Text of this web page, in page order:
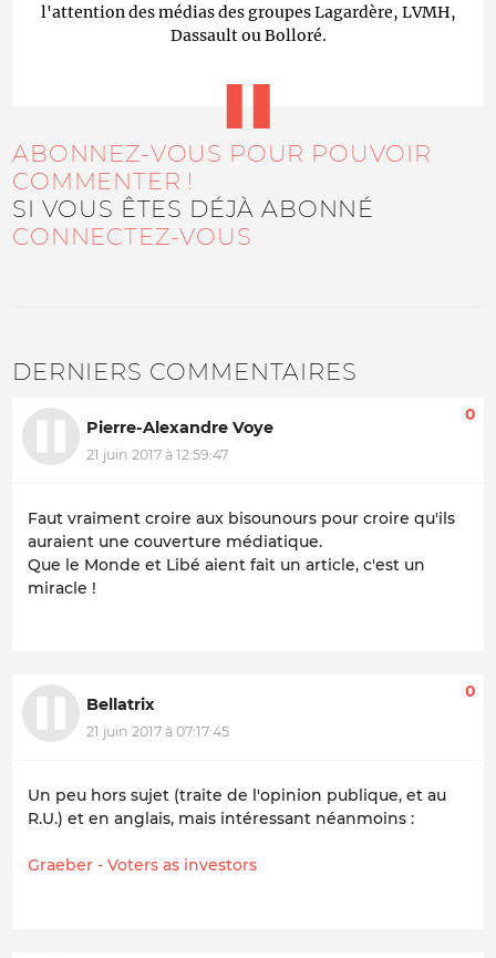
l'attention des médias des groupes Lagardère, LVMH,
Dassault ou Bolloré.
ABONNEZ-VOUS POUR POUVOIR
COMMENTER !
SI VOUS ÊTES DÉJÀ ABONNÉ
CONNECTEZ-VOUS
DERNIERS COMMENTAIRES
Pierre-Alexandre Voye
21 juin 2017 à 12:59:47
0
Faut vraiment croire aux bisounours pour croire qu'ils
auraient une couverture médiatique.
Que le Monde et Libé aient fait un article, c'est un
miracle !
Bellatrix
21 juin 2017 à 07:17:45
0
Un peu hors sujet (traite de l'opinion publique, et au
R.U.) et en anglais, mais intéressant néanmoins :
Graeber - Voters as investors